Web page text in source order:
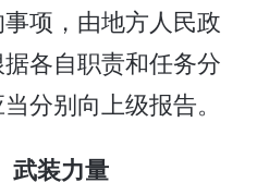
项，由地方人民政
各自职责和任务分
分别向上级报告。
装力量